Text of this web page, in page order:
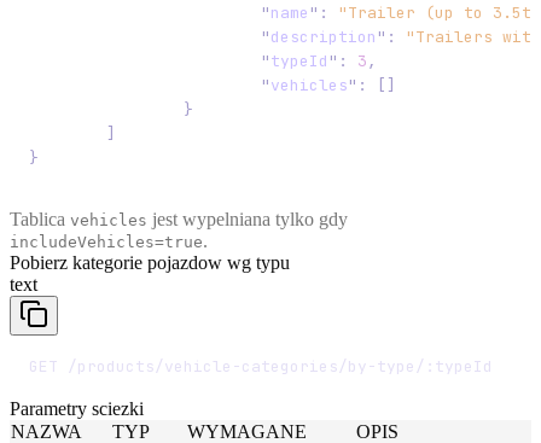
			"
name " :
"Trailer (up to
			"
description " :
"Trailers with
			"
typeId " : 3 ,
			"
vehicles" :
[]
		}
	]
}
Tablica vehicles jest wypelniana tylko gdy
includeVehicles=true.
Pobierz kategorie pojazdow wg typu
text
GET /products/vehicle-categories/by-type/:typeId
Parametry sciezki
NAZWA
TYP WYMAGANE OPIS